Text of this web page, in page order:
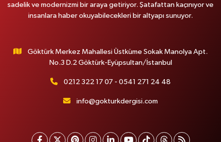
sadelik ve modernizmi bir araya getiriyor. Şatafattan kaçınıyor ve
insanlara haber okuyabilecekleri bir altyapı sunuyor.
Göktürk Merkez Mahallesi Üstküme Sokak Manolya Apt.
No.3 D.2 Göktürk-Eyüpsultan/İstanbul
0212 322 17 07 - 0541 271 24 48
info@gokturkdergisi.com